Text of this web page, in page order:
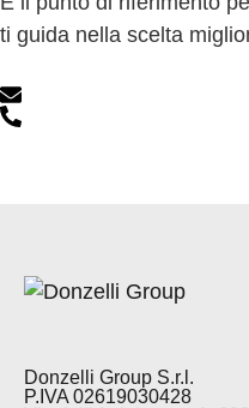
ti guida nella scelta
Donzelli Group S.r.l.
P.IVA 02619030428